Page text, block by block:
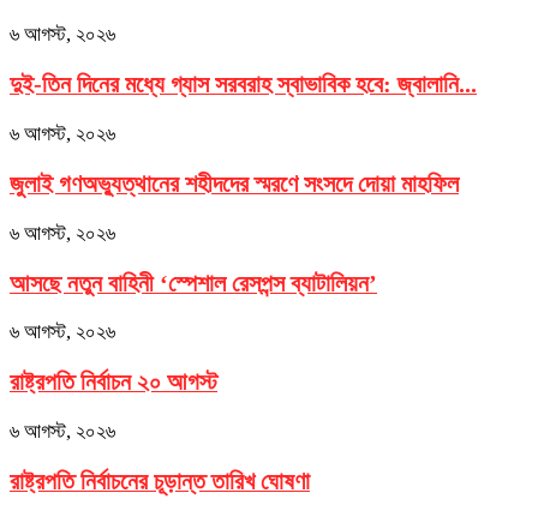
৬ আগস্ট, ২০২৬
দুই-তিন দিনের মধ্যে গ্যাস সরবরাহ স্বাভাবিক হবে: জ্বালানি...
৬ আগস্ট, ২০২৬
জুলাই গণঅভ্যুত্থানের শহীদদের স্মরণে সংসদে দোয়া মাহফিল
৬ আগস্ট, ২০২৬
আসছে নতুন বাহিনী ‘স্পেশাল রেসপন্স ব্যাটালিয়ন’
৬ আগস্ট, ২০২৬
রাষ্ট্রপতি নির্বাচন ২০ আগস্ট
৬ আগস্ট, ২০২৬
রাষ্ট্রপতি নির্বাচনের চূড়ান্ত তারিখ ঘোষণা